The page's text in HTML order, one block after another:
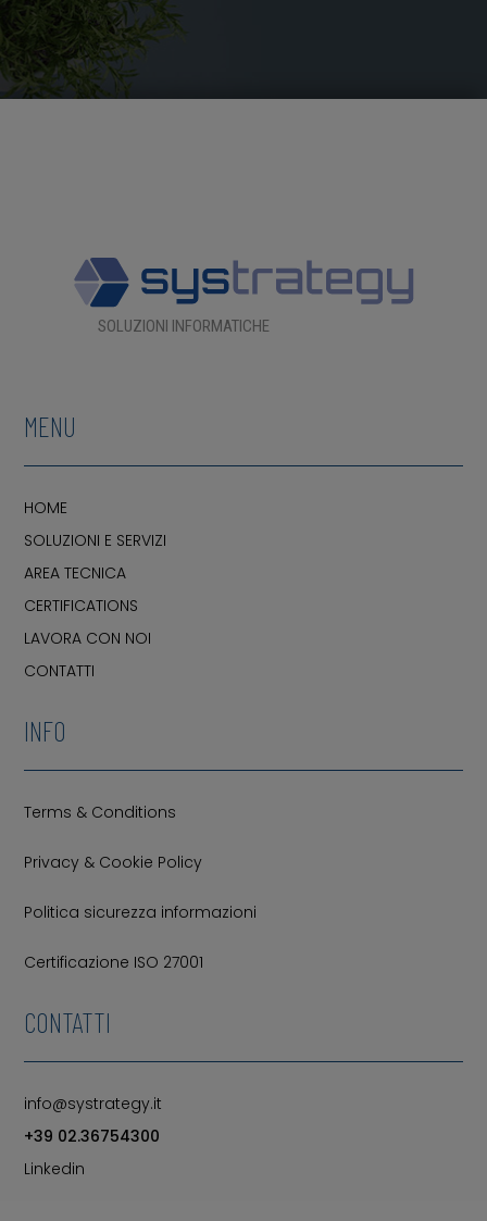
SOLUZIONI INFORMATICHE
MENU
HOME
SOLUZIONI E SERVIZI
AREA TECNICA
CERTIFICATIONS
LAVORA CON NOI
CONTATTI
INFO
Terms & Conditions
Privacy & Cookie Policy
Politica sicurezza informazioni
Certificazione ISO 27001
CONTATTI
info@systrategy.it
+39 02.36754300
Linkedin